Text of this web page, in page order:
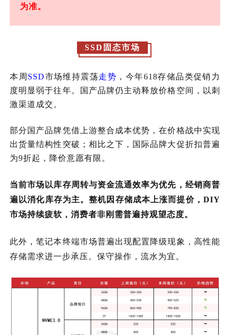
为准。
SSD固态市场
本周 SSD市场维持震荡走势 ，今年618存储品类促销力
度明显弱于往年。国产品牌仍主动释放价格空间，以刺
激渠道成交。
部分国产品牌凭借上游整合成本优势，在价格战中实现
出货量结构性突破；相比之下，国际品牌大促折扣普遍
为9折起，降价意愿有限。
当前市场以库存周转与资金流通效率为优先，经销商普
遍以消化库存为主。整机因存储成本上涨而提价，DIY
市场持续疲软，消费者非刚需普遍持观望态度。
此外，笔记本终端市场普遍出现配置降级现象，高性能
存储需求进一步承压。保守操作，流水为宜。